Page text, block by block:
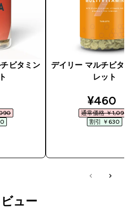
ビタミン
price
デイリー マルチビタミ
レット
¥460‎
通常価格 ￥1,090‎
割引 ￥630‎
ュー